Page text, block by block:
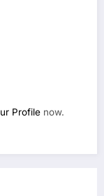
Profile now.